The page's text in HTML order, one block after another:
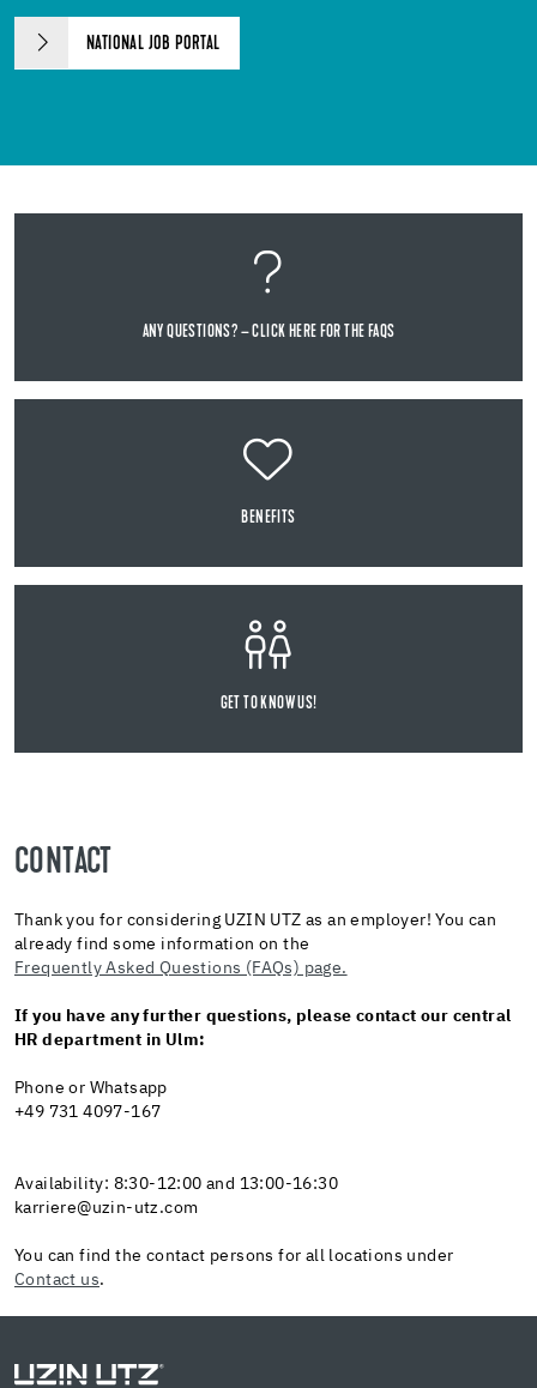
NATIONAL JOB PORTAL
ANY QUESTIONS? – CLICK HERE FOR THE FAQS
BENEFITS
GET TO KNOW US!
CONTACT
Thank you for considering UZIN UTZ as an employer! You can
already find some information on the
Frequently Asked Questions (FAQs) page.
If you have any further questions, please contact our central
HR department in Ulm:
Phone or Whatsapp
+49 731 4097-167
Availability: 8:30-12:00 and 13:00-16:30
karriere@uzin-utz.com
You can find the contact persons for all locations under
Contact us.